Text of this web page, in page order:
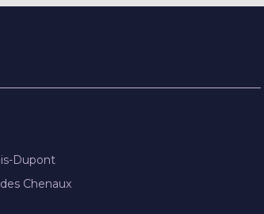
Dupont
Chenaux